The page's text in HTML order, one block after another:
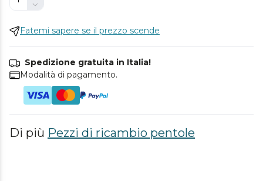
Fatemi sapere se il prezzo scende
Spedizione gratuita in Italia!
Modalità di pagamento.
Di più Pezzi di ricambio pentole